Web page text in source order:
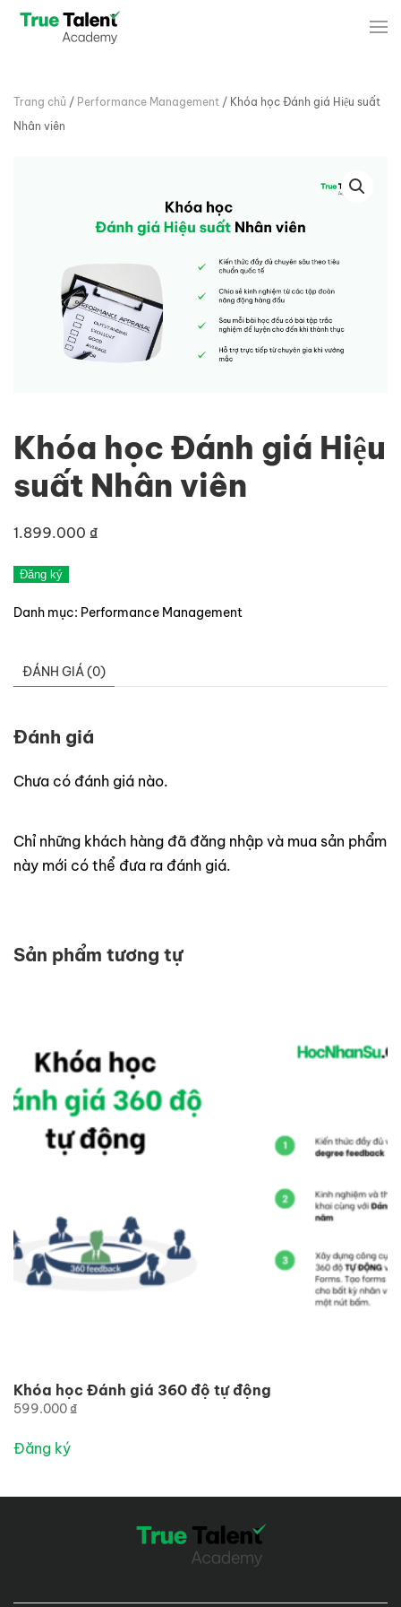
Trang chủ / Performance Management / Khóa học Đánh giá Hiệu suất
Nhân viên
Khóa học Đánh giá Hiệu
suất Nhân viên
1.899.000 ₫
Khóa
Đánh
Hiệu
suất
viên
lượng
Đăng ký
Danh mục: Performance Management
ĐÁNH GIÁ (0)
Đánh giá
Chưa có đánh giá nào.
Chỉ những khách hàng đã đăng nhập và mua sản phẩm
này mới có thể đưa ra đánh giá.
Sản phẩm tương tự
Khóa học Đánh giá 360 độ tự động
599.000₫
Đăng ký